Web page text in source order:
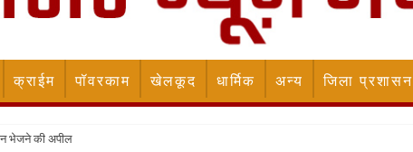
क्राईम पॉवरकाम खेलकूद धार्मिक अन्य जिला प्रशासन
भेजने की अपील